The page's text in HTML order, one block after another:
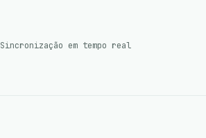
Sincronização em tempo real